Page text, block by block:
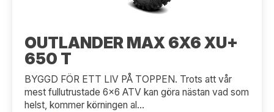
OUTLANDER MAX 6X6 XU+
650 T
BYGGD FÖR ETT LIV PÅ TOPPEN. Trots att vår
mest fullutrustade 6x6 ATV kan göra nästan vad som
helst, kommer körningen al...